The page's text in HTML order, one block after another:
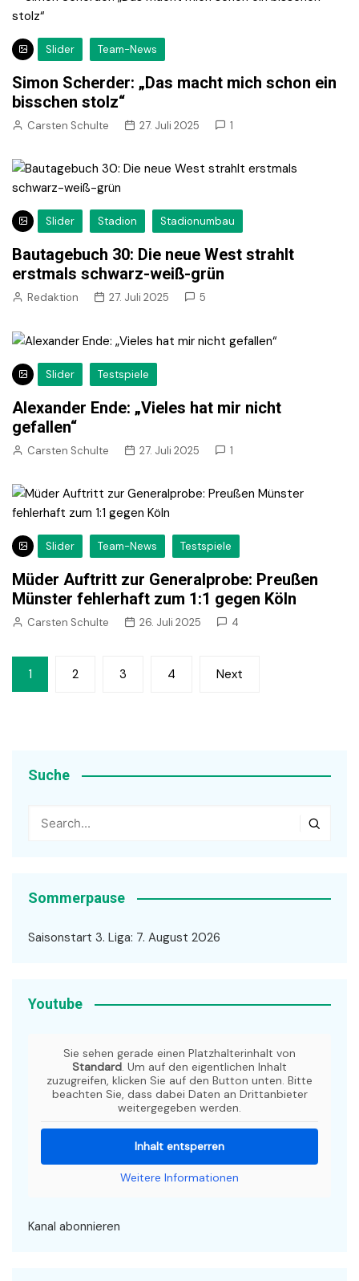
Slider Team-News
Simon Scherder: „Das macht mich schon ein
bisschen stolz“
Carsten Schulte 27. Juli 2025 1
Slider Stadion Stadionumbau
Bautagebuch 30: Die neue West strahlt
erstmals schwarz-weiß-grün
Redaktion 27. Juli 2025 5
Slider Testspiele
Alexander Ende: „Vieles hat mir nicht
gefallen“
Carsten Schulte 27. Juli 2025 1
Slider Team-News Testspiele
Müder Auftritt zur Generalprobe: Preußen
Münster fehlerhaft zum 1:1 gegen Köln
Carsten Schulte 26. Juli 2025 4
Seitennummerierung
der
1 2 3 4 Next
Suche
Sommerpause
Saisonstart 3. Liga: 7. August 2026
Youtube
Sie sehen gerade einen Platzhalterinhalt von
Standard. Um auf den eigentlichen Inhalt
zuzugreifen, klicken Sie auf den Button unten. Bitte
beachten Sie, dass dabei Daten an Drittanbieter
weitergegeben werden.
Inhalt entsperren
Weitere Informationen
Kanal abonnieren